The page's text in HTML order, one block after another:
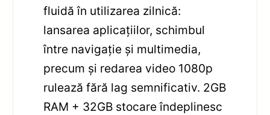
fluidă în utilizarea zilnică:
lansarea aplicațiilor, schimbul
între navigație și multimedia,
precum și redarea video 1080p
rulează fără lag semnificativ. 2GB
RAM + 32GB stocare îndeplinesc